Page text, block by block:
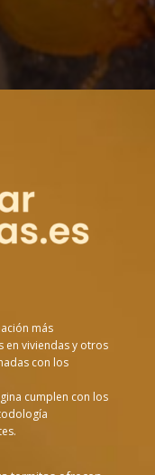
más
en viviendas y otros
con los
cumplen con los